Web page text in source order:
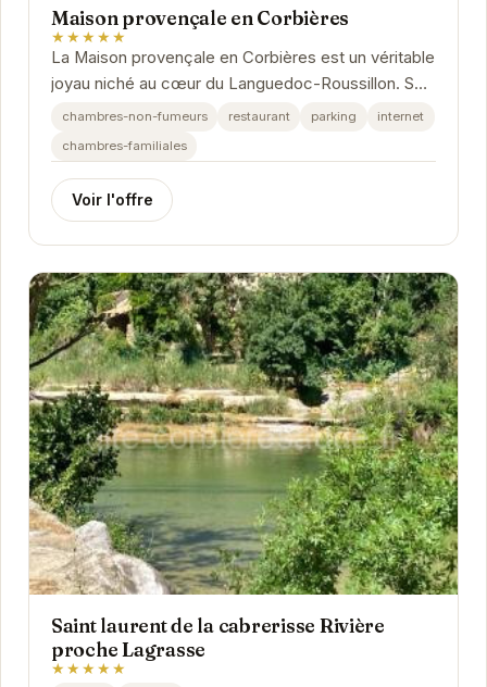
Maison provençale en Corbières
★★★★★
La Maison provençale en Corbières est un véritable
joyau niché au cœur du Languedoc-Roussillon. Son
architecture traditionnelle et son ambiance...
chambres-non-fumeurs restaurant parking
internet
chambres-familiales
Voir l'offre
Saint laurent de la cabrerisse Rivière
proche Lagrasse
★★★★★